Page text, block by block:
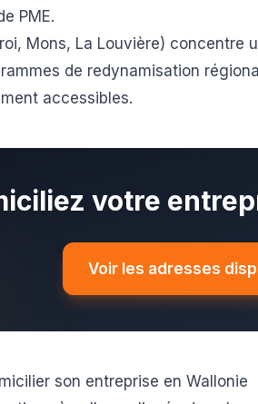
PME.
Mons, La Louvière) concentre
de redynamisation
accessibles.
votre
Voir les adresses
son entreprise en Wallonie